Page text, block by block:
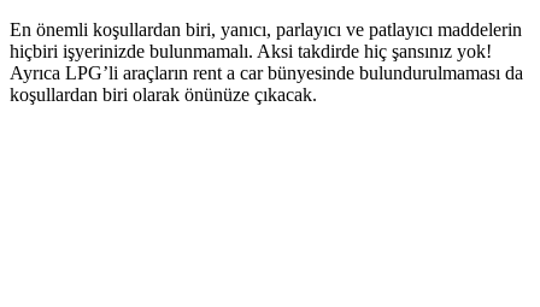
En önemli koşullardan biri, yanıcı, parlayıcı ve patlayıcı maddelerin
hiçbiri işyerinizde bulunmamalı. Aksi takdirde hiç şansınız yok!
Ayrıca LPG’li araçların rent a car bünyesinde bulundurulmaması da
koşullardan biri olarak önünüze çıkacak.